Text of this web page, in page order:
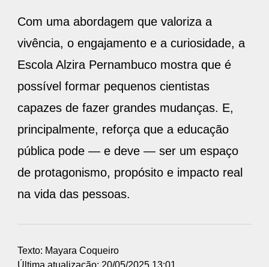
Com uma abordagem que valoriza a
vivência, o engajamento e a curiosidade, a
Escola Alzira Pernambuco mostra que é
possível formar pequenos cientistas
capazes de fazer grandes mudanças. E,
principalmente, reforça que a educação
pública pode — e deve — ser um espaço
de protagonismo, propósito e impacto real
na vida das pessoas.
Texto: Mayara Coqueiro